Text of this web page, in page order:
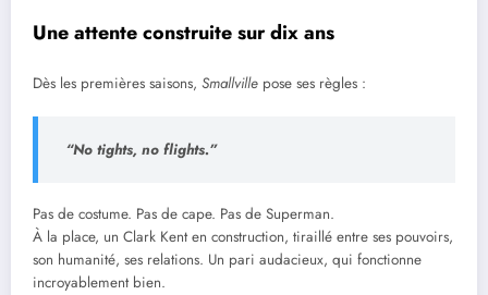
Une attente construite sur dix ans
Dès les premières saisons, Smallville pose ses règles :
“No tights, no flights.”
Pas de costume. Pas de cape. Pas de Superman.
À la place, un Clark Kent en construction, tiraillé entre ses pouvoirs,
son humanité, ses relations. Un pari audacieux, qui fonctionne
incroyablement bien.